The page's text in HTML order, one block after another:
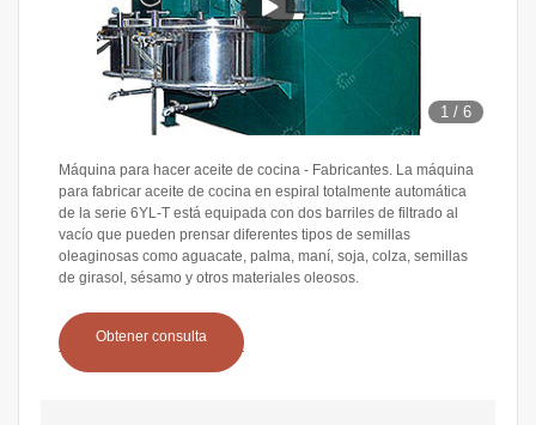
1 /6
Máquina para hacer aceite de cocina - Fabricantes. La máquina
para fabricar aceite de cocina en espiral totalmente automática
de la serie 6YL-T está equipada con dos barriles de filtrado al
vacío que pueden prensar diferentes tipos de semillas
oleaginosas como aguacate, palma, maní, soja, colza, semillas
de girasol, sésamo y otros materiales oleosos.
Obtener consulta